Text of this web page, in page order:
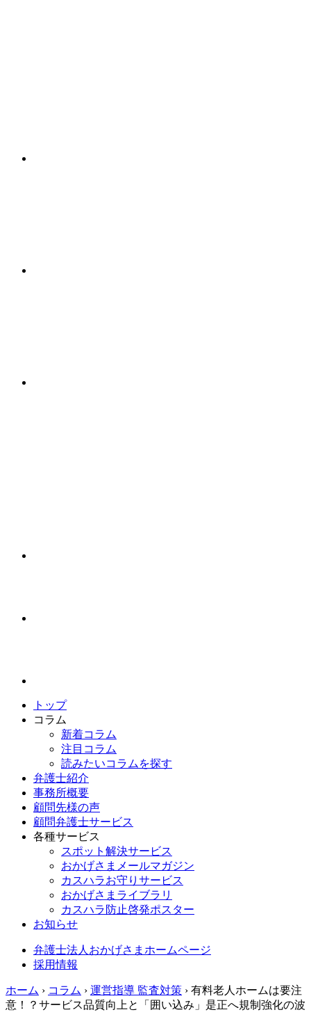
トップ
コラム
新着コラム
注目コラム
読みたいコラムを探す
弁護士紹介
事務所概要
顧問先様の声
顧問弁護士サービス
各種サービス
スポット解決サービス
おかげさまメールマガジン
カスハラお守りサービス
おかげさまライブラリ
カスハラ防止啓発ポスター
お知らせ
弁護士法人おかげさまホームページ
採用情報
ホーム › コラム › 運営指導 監査対策 › 有料老人ホームは要注
意！？サービス品質向上と「囲い込み」是正へ規制強化の波